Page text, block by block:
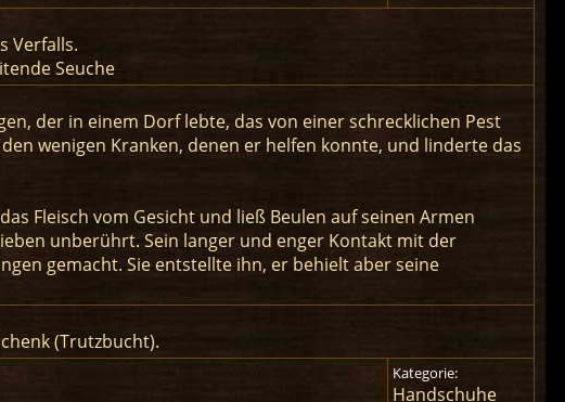
Verfalls.
Seuche
der in einem Dorf lebte, das von einer schrecklichen Pest
wenigen Kranken, denen er helfen konnte, und linderte das
Fleisch vom Gesicht und ließ Beulen auf seinen Armen
unberührt. Sein langer und enger Kontakt mit der
gemacht. Sie entstellte ihn, er behielt aber seine
(Trutzbucht).
Kategorie:
Handschuhe